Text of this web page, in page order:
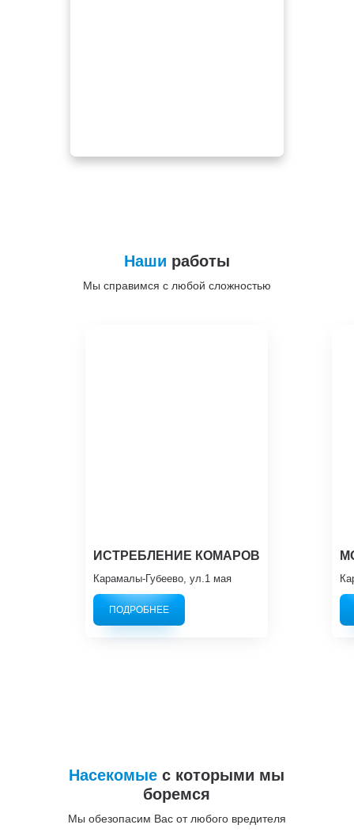
Наши работы
Мы справимся с любой сложностью
ИСТРЕБЛЕНИЕ КОМАРОВ
Карамалы-Губеево, ул.1 мая
ПОДРОБНЕЕ
Насекомые с которыми мы
боремся
Мы обезопасим Вас от любого вредителя